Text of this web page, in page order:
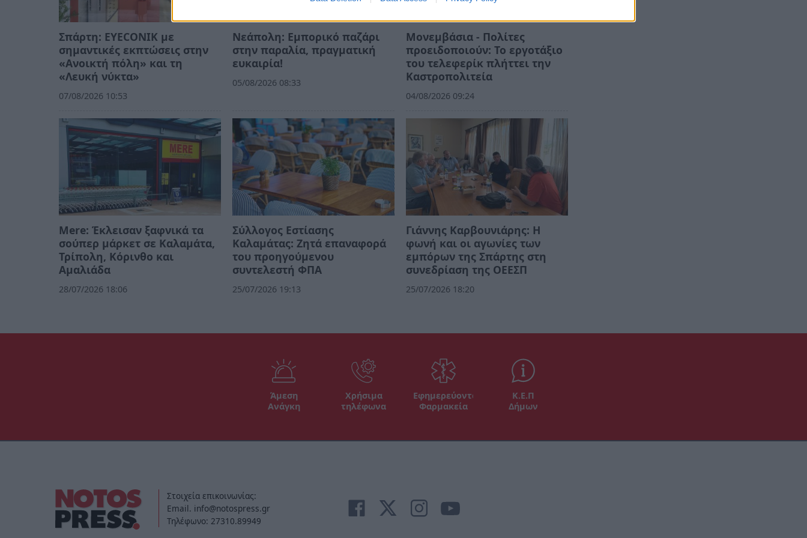
Σπάρτη: EYECONIK με
σημαντικές εκπτώσεις στην
«Ανοικτή πόλη» και τη
«Λευκή νύκτα»
07/08/2026 10:53
Νεάπολη: Εμπορικό παζάρι
στην παραλία, πραγματική
ευκαιρία!
05/08/2026 08:33
Μονεμβάσια - Πολίτες
προειδοποιούν: Το εργοτάξιο
του τελεφερίκ πλήττει την
Καστροπολιτεία
04/08/2026 09:24
Mere: Έκλεισαν ξαφνικά τα
σούπερ μάρκετ σε Καλαμάτα,
Τρίπολη, Κόρινθο και
Αμαλιάδα
28/07/2026 18:06
Σύλλογος Εστίασης
Καλαμάτας: Ζητά επαναφορά
του προηγούμενου
συντελεστή ΦΠΑ
25/07/2026 19:13
Γιάννης Καρβουνιάρης: Η
φωνή και οι αγωνίες των
εμπόρων της Σπάρτης στη
συνεδρίαση της ΟΕΕΣΠ
25/07/2026 18:20
Άμεση
Ανάγκη
Χρήσιμα
τηλέφωνα
Εφημερεύοντα
Φαρμακεία
Κ.Ε.Π
Δήμων
Στοιχεία επικοινωνίας:
Email. info@notospress.gr
Τηλέφωνο: 27310.89949